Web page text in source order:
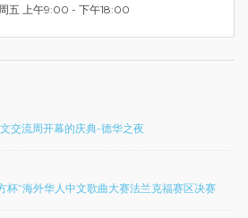
五 上午9:00 - 下午18:00
交流周开幕的庆典-德华之夜
杯”海外华人中文歌曲大赛法兰克福赛区决赛